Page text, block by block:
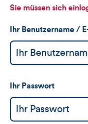
Sie müssen sich
Ihr Benutzername /
Ihr Passwort